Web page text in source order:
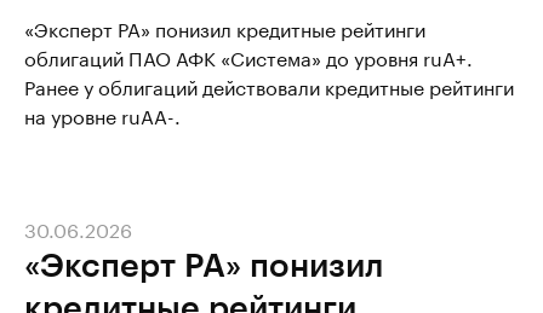
«Эксперт РА» понизил кредитные рейтинги
облигаций ПАО АФК «Система» до уровня ruA+.
Ранее у облигаций действовали кредитные рейтинги
на уровне ruAA-.
«Эксперт РА» понизил
30.06.2026